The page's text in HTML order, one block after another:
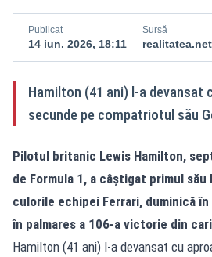
Publicat
14 iun. 2026, 18:11
Sursă
realitatea.net
Hamilton (41 ani) l-a devansat
secunde pe compatriotul său
Pilotul britanic Lewis Hamilton,
de Formula 1, a câştigat primul său
culorile echipei Ferrari, duminică
în palmares a 106-a victorie din
Hamilton (41 ani) l-a devansat cu